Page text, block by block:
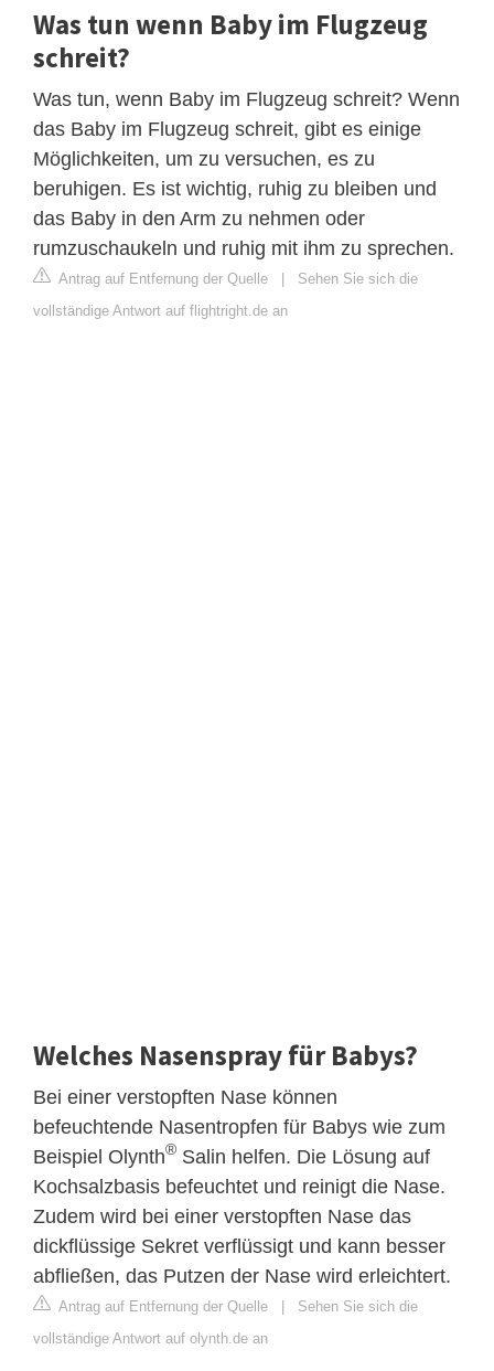
Was tun wenn Baby im Flugzeug
schreit?
Was tun, wenn Baby im Flugzeug schreit? Wenn
das Baby im Flugzeug schreit, gibt es einige
Möglichkeiten, um zu versuchen, es zu
beruhigen. Es ist wichtig, ruhig zu bleiben und
das Baby in den Arm zu nehmen oder
rumzuschaukeln und ruhig mit ihm zu sprechen.
Antrag auf Entfernung der Quelle | Sehen Sie sich die
vollständige Antwort auf flightright.de an
Welches Nasenspray für Babys?
Bei einer verstopften Nase können
befeuchtende Nasentropfen für Babys wie zum
Beispiel Olynth® Salin helfen. Die Lösung auf
Kochsalzbasis befeuchtet und reinigt die Nase.
Zudem wird bei einer verstopften Nase das
dickflüssige Sekret verflüssigt und kann besser
abfließen, das Putzen der Nase wird erleichtert.
Antrag auf Entfernung der Quelle | Sehen Sie sich die
vollständige Antwort auf olynth.de an